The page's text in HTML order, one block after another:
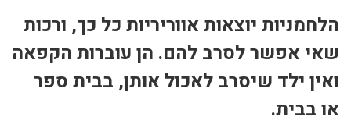
הלחמניות יוצאות אווריריות כל כך, ורכות
שאי אפשר לסרב להם. הן עוברות הקפאה
ואין ילד שיסרב לאכול אותן, בבית ספר
או בבית.